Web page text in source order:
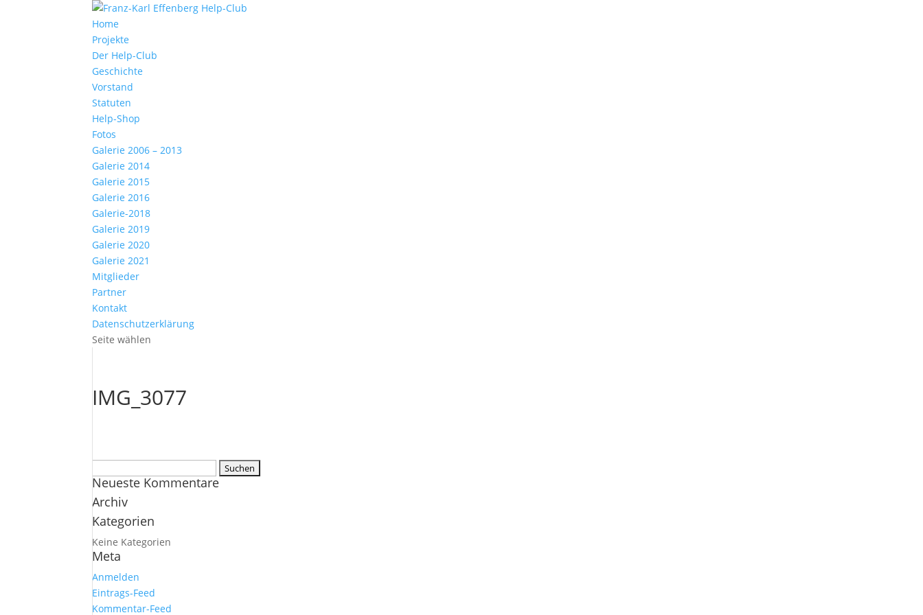
Home
Projekte
Der Help-Club
Geschichte
Vorstand
Statuten
Help-Shop
Fotos
Galerie 2006 – 2013
Galerie 2014
Galerie 2015
Galerie 2016
Galerie-2018
Galerie 2019
Galerie 2020
Galerie 2021
Mitglieder
Partner
Kontakt
Datenschutzerklärung
Seite wählen
IMG_3077
nach:
Neueste Kommentare
Archiv
Kategorien
Keine Kategorien
Meta
Anmelden
Eintrags-Feed
Kommentar-Feed